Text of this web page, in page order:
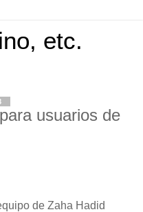
etc.
usuarios de
de Zaha Hadid